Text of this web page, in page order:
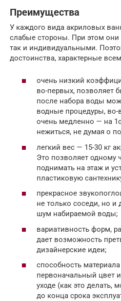
Преимущества
У каждого вида акриловых
слабые стороны. При этом
так и индивидуальными.
достоинства, характерные
очень низкий
во-первых, позволяет
после набора воды
водные процедуры, во-
очень медленно — на
нежиться, не думая о
легкий вес — 15-30 кг
Это позволяет одному
поднимать на этаж и
пластиковую
прекрасное
не только соседи, но
шум набираемой воды;
вариативность форм,
дает возможность
дизайнерские идеи;
способность
первоначальный цвет
уходе (как это делать,
до конца срока